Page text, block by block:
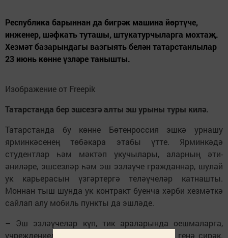
Республика барыннан да бигрәк машина йөртүче,
инженер, шәфкать туташы, штукатурчыларга мохтаҗ.
Хезмәт базарындагы вазгыять белән татарстанлылар
23 июнь көнне үзләре танышты.
Изображение от Freepik
Татарстанда бер эшсезгә алты эш урыны туры килә.
Татарстанда бу көнне Бөтенроссия эшкә урнашу
ярминкәсенең төбәкара этабы үтте. Ярминкәдә
студентлар һәм мәктәп укучылары, аларның әти-
әниләре, эшсезләр һәм эш эзләүче гражданнар, шулай
ук карьерасын үзгәртергә теләүчеләр катнашты.
Моннан тыш шунда ук контракт буенча хәрби хезмәткә
сайлап алу мобиль пункты да эшләде.
– Эш эзләүчеләр күп, тик араларында оешмаларга,
учреждениеләргә таләп ителүче белгечләр генә сирәк.